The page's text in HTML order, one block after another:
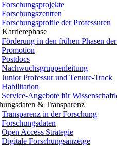
Forschungsprojekte
Forschungszentren
Forschungsprofile der Professuren
Karrierephase
Förderung in den frühen Phasen
Promotion
Postdocs
Nachwuchsgruppenleitung
Junior Professur und Tenure-Track
Habilitation
Service-Angebote für
& Transparenz
Transparenz in der Forschung
Forschungsdaten
Open Access Strategie
Digitale Forschungsanzeige